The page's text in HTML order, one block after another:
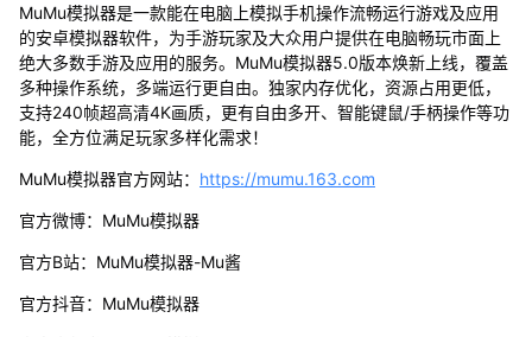
MuMu模拟器是一款能在电脑上模拟手机操作流畅运行游戏及应用
的安卓模拟器软件，为手游玩家及大众用户提供在电脑畅玩市面上
绝大多数手游及应用的服务。MuMu模拟器5.0版本焕新上线，覆盖
多种操作系统，多端运行更自由。独家内存优化，资源占用更低，
支持240帧超高清4K画质，更有自由多开、智能键鼠/手柄操作等功
能，全方位满足玩家多样化需求！
MuMu模拟器官方网站： https://mumu.163.com
官方微博：MuMu模拟器
官方B站：MuMu模拟器-Mu酱
官方抖音：MuMu模拟器